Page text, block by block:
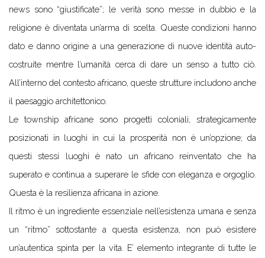
news sono “giustificate”; le verità sono messe in dubbio e la
religione è diventata un’arma di scelta. Queste condizioni hanno
dato e danno origine a una generazione di nuove identità auto-
costruite mentre l’umanità cerca di dare un senso a tutto ciò.
All’interno del contesto africano, queste strutture includono anche
il paesaggio architettonico.
Le township africane sono progetti coloniali, strategicamente
posizionati in luoghi in cui la prosperità non è un’opzione; da
questi stessi luoghi è nato un africano reinventato che ha
superato e continua a superare le sfide con eleganza e orgoglio.
Questa è la resilienza africana in azione.
Il ritmo è un ingrediente essenziale nell’esistenza umana e senza
un “ritmo” sottostante a questa esistenza, non può esistere
un’autentica spinta per la vita. E’ elemento integrante di tutte le